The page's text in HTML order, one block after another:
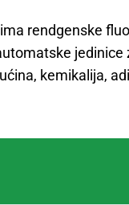
rendgenske
kemikalija,